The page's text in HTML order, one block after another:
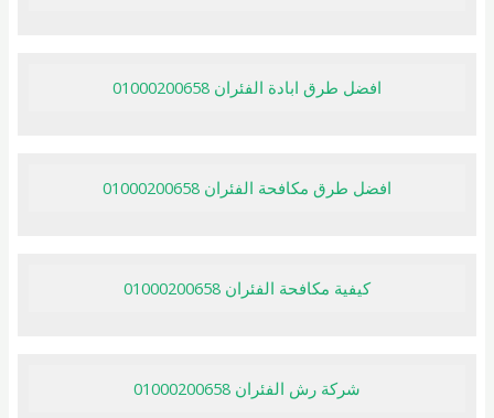
افضل طرق ابادة الفئران 01000200658
افضل طرق مكافحة الفئران 01000200658
كيفية مكافحة الفئران 01000200658
شركة رش الفئران 01000200658